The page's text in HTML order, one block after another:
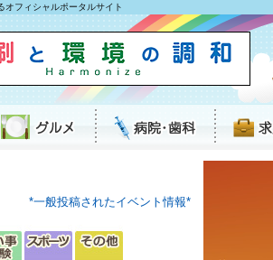
オフィシャルポータルサイト
*一般投稿されたイベント情報*